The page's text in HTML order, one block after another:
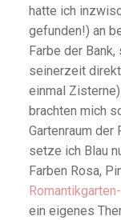
hatte ich
gefunden!) an
Farbe der
seinerzeit
einmal
brachten mich
Gartenraum der
setze ich Blau
Farben Rosa,
ein eigenes